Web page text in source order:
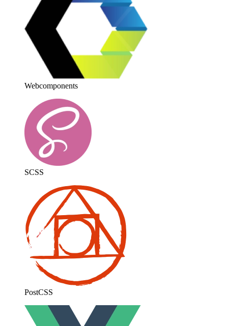
Webcomponents
SCSS
PostCSS